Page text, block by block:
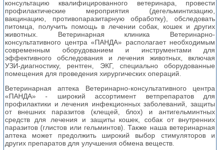
консультацию квалифицированного ветеринара, провести
профилактические мероприятия (дегельминтизацию,
вакцинацию, противопаразитарную обработку), обследовать
питомца, получить помощь в лечении собак, кошек и других
животных. Ветеринарная клиника Ветеринарно-
консультативного центра «ПАНДА» располагает необходимым
современным оборудованием и инструментами для
эффективного обследования и лечения животных, включая
УЗИ-диагностику, рентген, ЭКГ, специально оборудованные
помещения для проведения хирургических операций.
Ветеринарная аптека Ветеринарно-консультативного центра
«ПАНДА» - широкий ассортимент ветпрепаратов для
профилактики и лечения инфекционных заболеваний, защиты
от внешних паразитов (клещей, блох) и антигельминтных
средств для лечения и защиты кошек, собак от внутренних
паразитов (глистов или гельминтов). Также наша ветеринарная
аптека может предолжить широкий выбор стимуляторов и
других препаратов для улучшения обмена веществ.